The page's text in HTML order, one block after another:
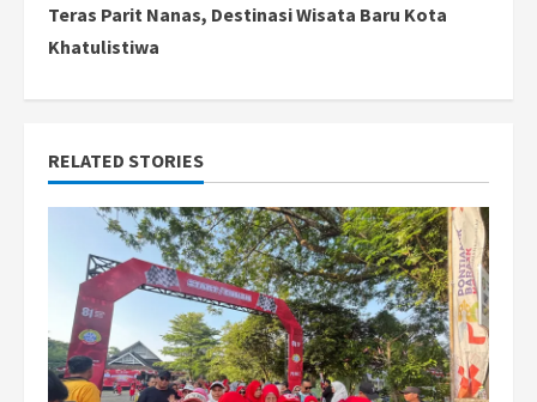
t
u
e
a
Teras Parit Nanas, Destinasi Wisata Baru Kota
Khatulistiwa
RELATED STORIES